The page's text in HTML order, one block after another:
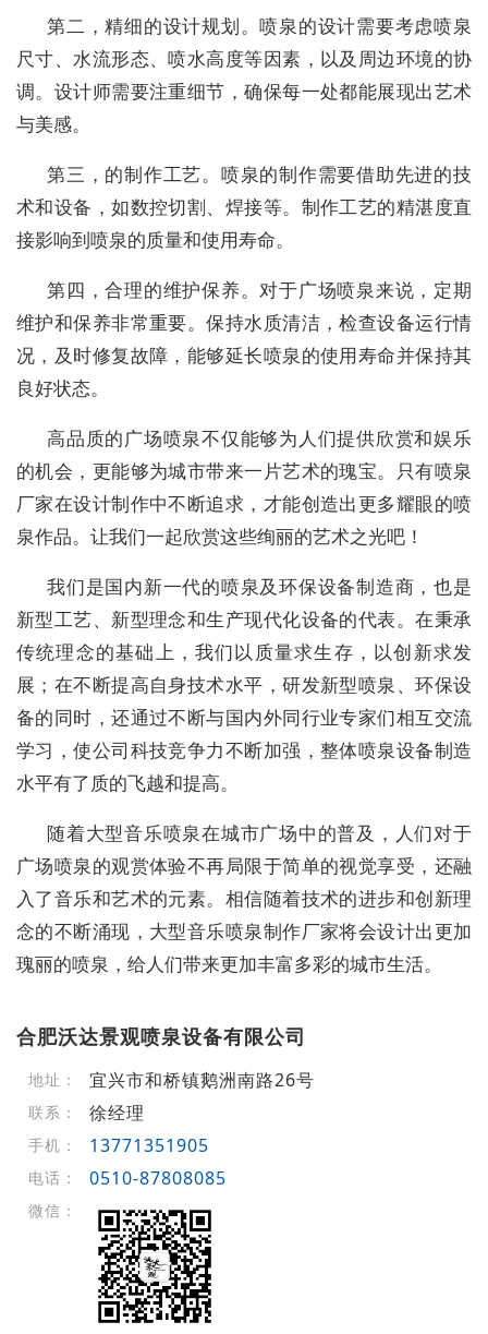
第二，精细的设计规划。喷泉的设计需要考虑喷泉
尺寸、水流形态、喷水高度等因素，以及周边环境的协
调。设计师需要注重细节，确保每一处都能展现出艺术
与美感。
第三，的制作工艺。喷泉的制作需要借助先进的技
术和设备，如数控切割、焊接等。制作工艺的精湛度直
接影响到喷泉的质量和使用寿命。
第四，合理的维护保养。对于广场喷泉来说，定期
维护和保养非常重要。保持水质清洁，检查设备运行情
况，及时修复故障，能够延长喷泉的使用寿命并保持其
良好状态。
高品质的广场喷泉不仅能够为人们提供欣赏和娱乐
的机会，更能够为城市带来一片艺术的瑰宝。只有喷泉
厂家在设计制作中不断追求，才能创造出更多耀眼的喷
泉作品。让我们一起欣赏这些绚丽的艺术之光吧！
我们是国内新一代的喷泉及环保设备制造商，也是
新型工艺、新型理念和生产现代化设备的代表。在秉承
传统理念的基础上，我们以质量求生存，以创新求发
展；在不断提高自身技术水平，研发新型喷泉、环保设
备的同时，还通过不断与国内外同行业专家们相互交流
学习，使公司科技竞争力不断加强，整体喷泉设备制造
水平有了质的飞越和提高。
随着大型音乐喷泉在城市广场中的普及，人们对于
广场喷泉的观赏体验不再局限于简单的视觉享受，还融
入了音乐和艺术的元素。相信随着技术的进步和创新理
念的不断涌现，大型音乐喷泉制作厂家将会设计出更加
瑰丽的喷泉，给人们带来更加丰富多彩的城市生活。
合肥沃达景观喷泉设备有限公司
地址： 宜兴市和桥镇鹅洲南路26号
联系： 徐经理
手机： 13771351905
电话： 0510-87808085
微信：